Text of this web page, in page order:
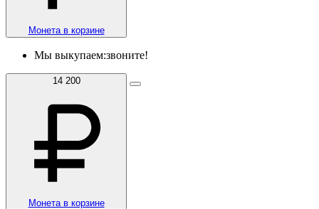
Монета в корзине
Мы выкупаем:звоните!
14 200
Монета в корзине